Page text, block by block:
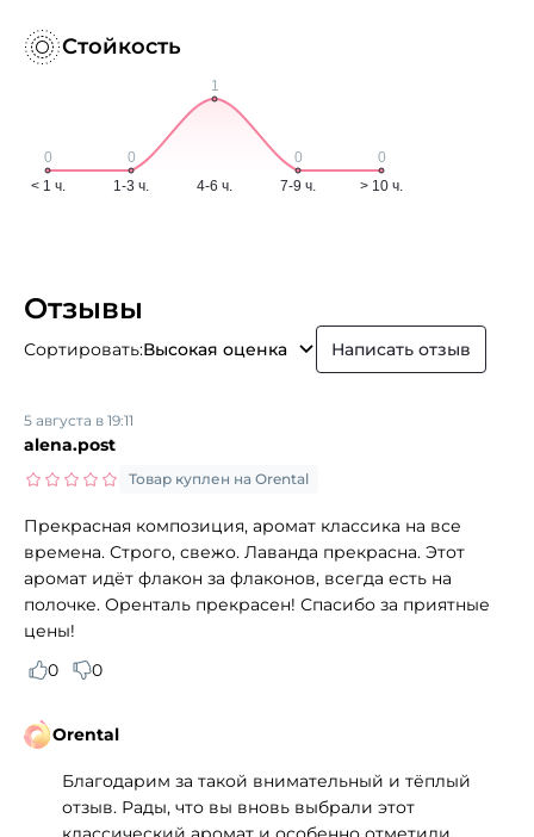
Стойкость
Отзывы
Сортировать:Высокая оценка Написать отзыв
alena.post
5 августа в 19:11
Товар куплен на Orental
Прекрасная композиция, аромат классика на все
времена. Строго, свежо. Лаванда прекрасна. Этот
аромат идёт флакон за флаконов, всегда есть на
полочке. Оренталь прекрасен! Спасибо за приятные
цены!
0
0
Orental
Благодарим за такой внимательный и тёплый
отзыв. Рады, что вы вновь выбрали этот